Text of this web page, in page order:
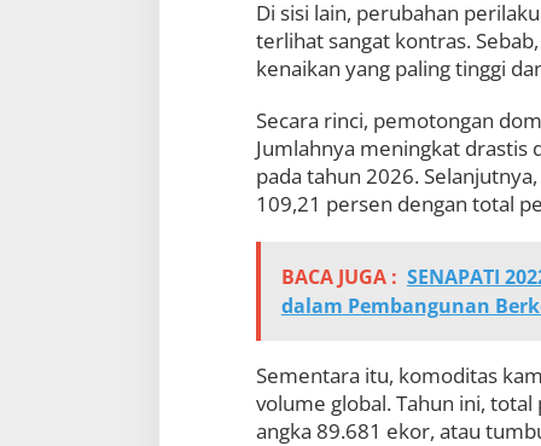
Di sisi lain, perubahan
terlihat sangat kontras.
kenaikan yang paling tinggi
Secara rinci, pemotongan
Jumlahnya meningkat
pada tahun 2026.
109,21 persen dengan total
BACA JUGA : SENAPATI
dalam Pembangunan
Sementara itu, komoditas
volume global. Tahun ini,
angka 89.681 ekor, atau